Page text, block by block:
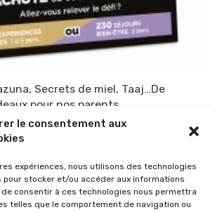
le consentement aux
expériences, nous utilisons des technologies
pour stocker et/ou accéder aux informations
consentir à ces technologies nous permettra
telles que le comportement de navigation ou
Secrets de miel, Taaj…De
pour nos parents
14 novembre 2020